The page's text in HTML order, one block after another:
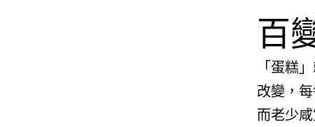
百
「蛋糕
改變，
而老少